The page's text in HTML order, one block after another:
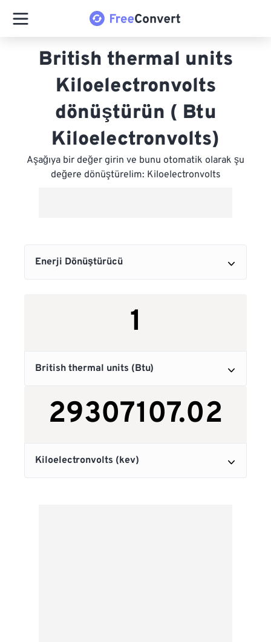
British thermal units
Kiloelectronvolts
dönüştürün ( Btu
Kiloelectronvolts)
Aşağıya bir değer girin ve bunu otomatik olarak şu
değere dönüştürelim: Kiloelectronvolts